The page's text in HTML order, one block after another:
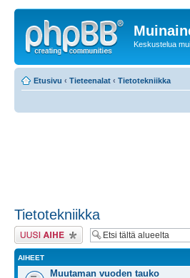
Keskustelua
Etusivu ‹ Tieteenalat ‹ Tietotekniikka
Tietotekniikka
Lähetä uusi viesti
AIHEET
Muutaman vuoden tauko